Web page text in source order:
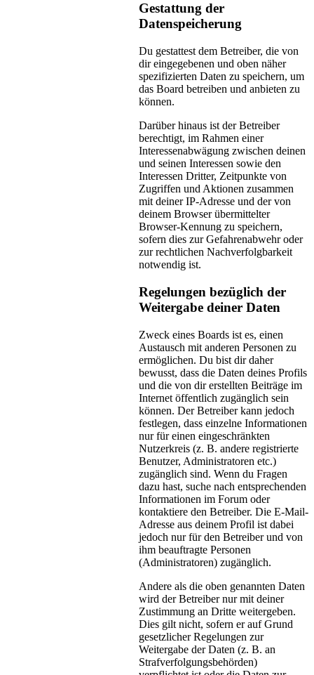
Gestattung der
Datenspeicherung
Du gestattest dem Betreiber, die von
dir eingegebenen und oben näher
spezifizierten Daten zu speichern, um
das Board betreiben und anbieten zu
können.
Darüber hinaus ist der Betreiber
berechtigt, im Rahmen einer
Interessenabwägung zwischen deinen
und seinen Interessen sowie den
Interessen Dritter, Zeitpunkte von
Zugriffen und Aktionen zusammen
mit deiner IP-Adresse und der von
deinem Browser übermittelter
Browser-Kennung zu speichern,
sofern dies zur Gefahrenabwehr oder
zur rechtlichen Nachverfolgbarkeit
notwendig ist.
Regelungen bezüglich der
Weitergabe deiner Daten
Zweck eines Boards ist es, einen
Austausch mit anderen Personen zu
ermöglichen. Du bist dir daher
bewusst, dass die Daten deines Profils
und die von dir erstellten Beiträge im
Internet öffentlich zugänglich sein
können. Der Betreiber kann jedoch
festlegen, dass einzelne Informationen
nur für einen eingeschränkten
Nutzerkreis (z. B. andere registrierte
Benutzer, Administratoren etc.)
zugänglich sind. Wenn du Fragen
dazu hast, suche nach entsprechenden
Informationen im Forum oder
kontaktiere den Betreiber. Die E-Mail-
Adresse aus deinem Profil ist dabei
jedoch nur für den Betreiber und von
ihm beauftragte Personen
(Administratoren) zugänglich.
Andere als die oben genannten Daten
wird der Betreiber nur mit deiner
Zustimmung an Dritte weitergeben.
Dies gilt nicht, sofern er auf Grund
gesetzlicher Regelungen zur
Weitergabe der Daten (z. B. an
Strafverfolgungsbehörden)